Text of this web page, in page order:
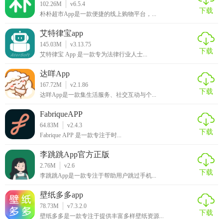
102.26M
v6.5.4
朴朴超市App是一款便捷的线上购物平台，...
下载
艾特律宝app
145.03M
v3.13.75
艾特律宝 App 是一款专为法律行业人士...
下载
达咩App
167.72M
v2.1.86
达咩App是一款集生活服务、社交互动与个...
下载
FabriqueAPP
64.83M
v2.4.3
Fabrique APP 是一款专注于时...
下载
李跳跳App官方正版
2.76M
v2.6
李跳跳App是一款专注于帮助用户跳过手机...
下载
壁纸多多app
78.73M
v7.3.2.0
壁纸多多是一款专注于提供丰富多样壁纸资源...
下载